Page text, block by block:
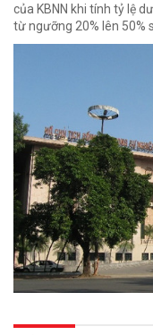
của KBNN khi tính tỷ lệ
từ ngưỡng 20% lên 50%